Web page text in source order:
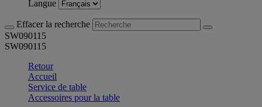
Langue
Effacer la recherche
SW090115
SW090115
Retour
Accueil
Service de table
Accessoires pour la table